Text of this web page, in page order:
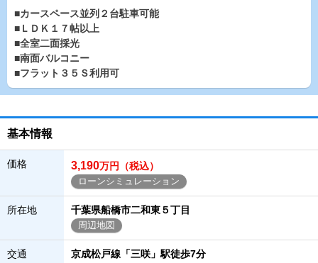
■カースペース並列２台駐車可能
■ＬＤＫ１７帖以上
■全室二面採光
■南面バルコニー
■フラット３５Ｓ利用可
基本情報
価格 3,190万円（税込）
ローンシミュレーション
所在地 千葉県船橋市二和東５丁目
周辺地図
交通 京成松戸線「三咲」駅徒歩7分